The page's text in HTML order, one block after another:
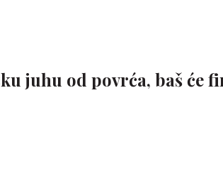
juhu od povrća, baš će